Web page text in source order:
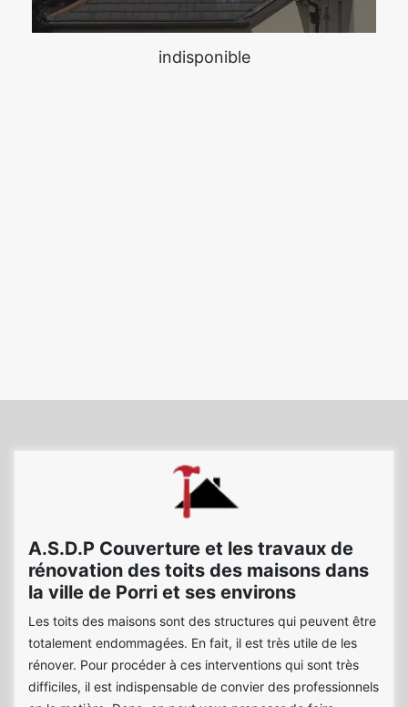
indisponible
A.S.D.P Couverture et les travaux de
rénovation des toits des maisons dans
la ville de Porri et ses environs
Les toits des maisons sont des structures qui peuvent être
totalement endommagées. En fait, il est très utile de les
rénover. Pour procéder à ces interventions qui sont très
difficiles, il est indispensable de convier des professionnels